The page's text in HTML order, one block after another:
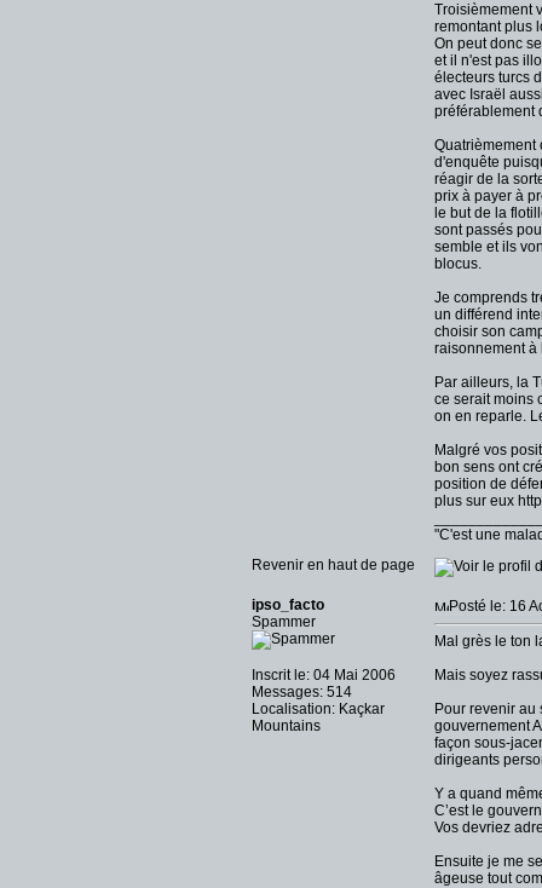
Troisièmement
remontant plus
On peut donc
et il n'est pas
électeurs turcs
avec Israël
préférablement
Quatrièmement
d'enquête
réagir de la
prix à payer à
le but de la
sont passés
semble et ils
blocus.
Je comprends
un différend
choisir son
raisonnement à
Par ailleurs, la
ce serait moins
on en reparle.
Malgré vos
bon sens ont
position de
plus sur eux
"C'est une
Revenir en haut de page
ipso_facto
Spammer
Inscrit le: 04 Mai 2006
Messages: 514
Localisation: Kaçkar
Mountains
Posté le: 16
Mal grès le ton
Mais soyez
Pour revenir
gouvernement
façon sous-
dirigeants
Y a quand
C’est le
Vos devriez
Ensuite je me
âgeuse tout